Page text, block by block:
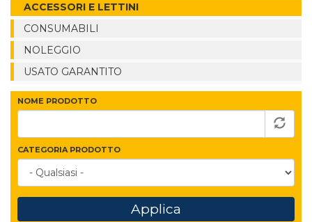
ACCESSORI E LETTINI
CONSUMABILI
NOLEGGIO
USATO GARANTITO
NOME PRODOTTO
CATEGORIA PRODOTTO
Applica